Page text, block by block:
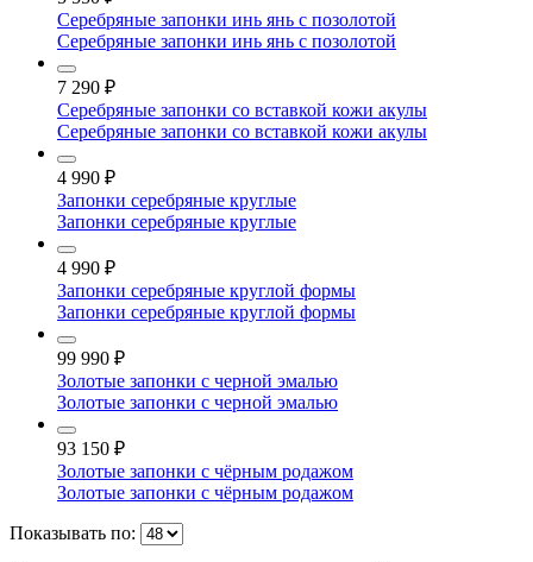
Серебряные запонки инь янь с позолотой
Серебряные запонки инь янь с позолотой
7 290 ₽
Серебряные запонки со вставкой кожи акулы
Серебряные запонки со вставкой кожи акулы
4 990 ₽
Запонки серебряные круглые
Запонки серебряные круглые
4 990 ₽
Запонки серебряные круглой формы
Запонки серебряные круглой формы
99 990 ₽
Золотые запонки с черной эмалью
Золотые запонки с черной эмалью
93 150 ₽
Золотые запонки с чёрным родажом
Золотые запонки с чёрным родажом
Показывать по: